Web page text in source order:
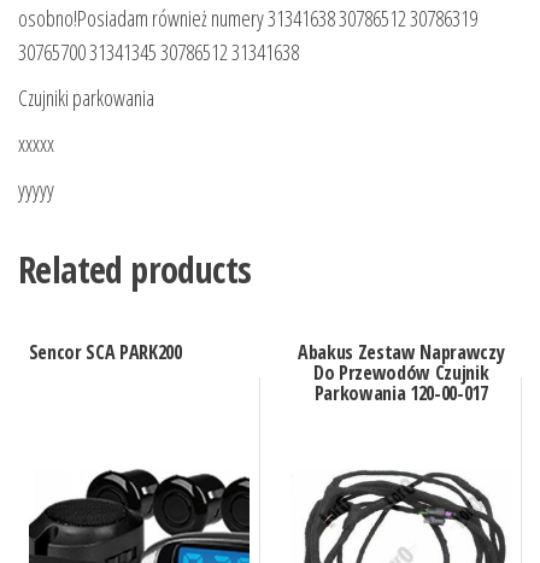
osobno!Posiadam również numery 31341638 30786512 30786319
30765700 31341345 30786512 31341638
Czujniki parkowania
xxxxx
yyyyy
Related products
Sencor SCA PARK200 Abakus Zestaw Naprawczy
Do Przewodów Czujnik
Parkowania 120-00-017